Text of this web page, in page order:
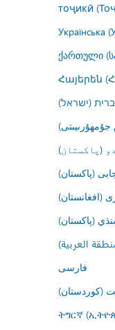
тоҷикӣ
Українська
ქართული
Հայերեն
(ישראל)
(پاکستان)
(پاکستان)
(افغانستان)
(پاکستان)
العربية)
فارسى
(کوردستان)
ትግርኛ